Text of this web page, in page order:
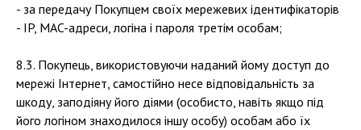
- за передачу Покупцем своїх мережевих ідентифікаторів
- IP, MAC-адреси, логіна і пароля третім особам;
8.3. Покупець, використовуючи наданий йому доступ до
мережі Інтернет, самостійно несе відповідальність за
шкоду, заподіяну його діями (особисто, навіть якщо під
його логіном знаходилося іншу особу) особам або їх